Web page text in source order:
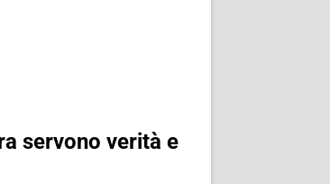
servono verità e